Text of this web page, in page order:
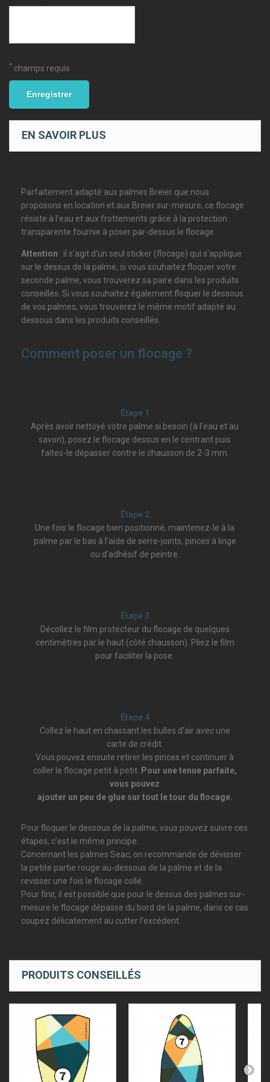
* champs requis
Enregistrer
EN SAVOIR PLUS
Parfaitement adapté aux palmes Breier que nous
proposons en location et aux Breier sur-mesure, ce flocage
résiste à l'eau et aux frottements grâce à la protection
transparente fournie à poser par-dessus le flocage.
Attention : il s'agit d'un seul sticker (flocage) qui s'applique
sur le dessus de la palme, si vous souhaitez floquer votre
seconde palme, vous trouverez sa paire dans les produits
conseillés. Si vous souhaitez également floquer le dessous
de vos palmes, vous trouverez le même motif adapté au
dessous dans les produits conseillés.
Comment poser un flocage ?
Étape 1
Après avoir nettoyé votre palme si besoin (à l’eau et au
savon), posez le flocage dessus en le centrant puis
faîtes-le dépasser contre le chausson de 2-3 mm.
Étape 2
Une fois le flocage bien positionné, maintenez-le à la
palme par le bas à l’aide de serre-joints, pinces à linge
ou d’adhésif de peintre.
Étape 3
Décollez le film protecteur du flocage de quelques
centimètres par le haut (côté chausson). Pliez le film
pour faciliter la pose.
Étape 4
Collez le haut en chassant les bulles d’air avec une
carte de crédit.
Vous pouvez ensuite retirer les pinces et continuer à
coller le flocage petit à petit. Pour une tenue parfaite,
vous pouvez
ajouter un peu de glue sur tout le tour du flocage.
Pour floquer le dessous de la palme, vous pouvez suivre ces
étapes, c’est le même principe.
Concernant les palmes Seac, on recommande de dévisser
la petite partie rouge au-dessous de la palme et de la
revisser une fois le flocage collé.
Pour finir, il est possible que pour le dessus des palmes sur-
mesure le flocage dépasse du bord de la palme, dans ce cas
coupez délicatement au cutter l’excédent.
PRODUITS CONSEILLÉS